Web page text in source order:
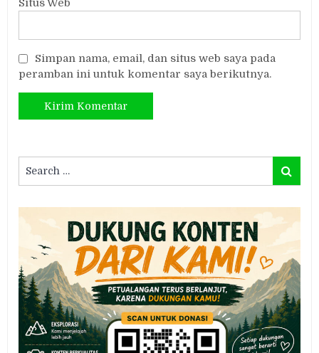
Situs Web
Simpan nama, email, dan situs web saya pada
peramban ini untuk komentar saya berikutnya.
for:
Search